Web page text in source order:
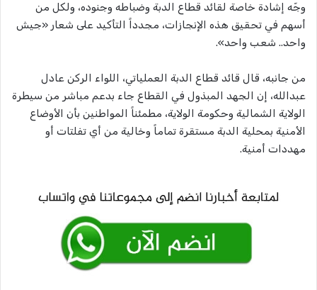
وجّه إشادة خاصة لقائد قطاع الدبة وضباطه وجنوده، ولكل من
أسهم في تحقيق هذه الإنجازات، مجدداً التأكيد على شعار «جيش
واحد.. شعب واحد».
من جانبه، قال قائد قطاع الدبة العملياتي، اللواء الركن عادل
عبدالله، إن الجهد المبذول في القطاع جاء بدعم مباشر من سيطرة
الولاية الشمالية وحكومة الولاية، مطمئناً المواطنين بأن الأوضاع
الأمنية بمحلية الدبة مستقرة تماماً وخالية من أي تفلتات أو
مهددات أمنية.